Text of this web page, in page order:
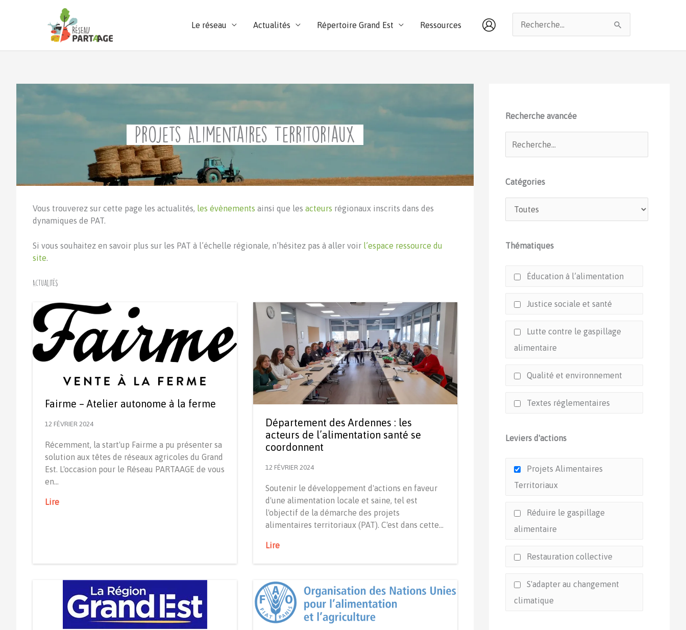
Le réseau Actualités Répertoire Grand Est Ressources
Rechercher :
Projets Alimentaires Territoriaux
Vous trouverez sur cette page les actualités, les évènements ainsi que les acteurs régionaux inscrits dans des
dynamiques de PAT.
Si vous souhaitez en savoir plus sur les PAT à l’échelle régionale, n’hésitez pas à aller voir l’espace ressource du
site.
Actualités
Fairme – Atelier autonome à la ferme
12 FÉVRIER 2024
Récemment, la start'up Fairme a pu présenter sa
solution aux têtes de réseaux agricoles du Grand
Est. L'occasion pour le Réseau PARTAAGE de vous
en…
Lire
Département des Ardennes : les
acteurs de l’alimentation santé se
coordonnent
12 FÉVRIER 2024
Soutenir le développement d'actions en faveur
d'une alimentation locale et saine, tel est
l'objectif de la démarche des projets
alimentaires territoriaux (PAT). C'est dans cette…
Lire
Recherche avancée
Catégories
Thématiques
Éducation à l’alimentation
Justice sociale et santé
Lutte contre le gaspillage
alimentaire
Qualité et environnement
Textes réglementaires
Leviers d'actions
Projets Alimentaires
Territoriaux
Réduire le gaspillage
alimentaire
Restauration collective
S'adapter au changement
climatique